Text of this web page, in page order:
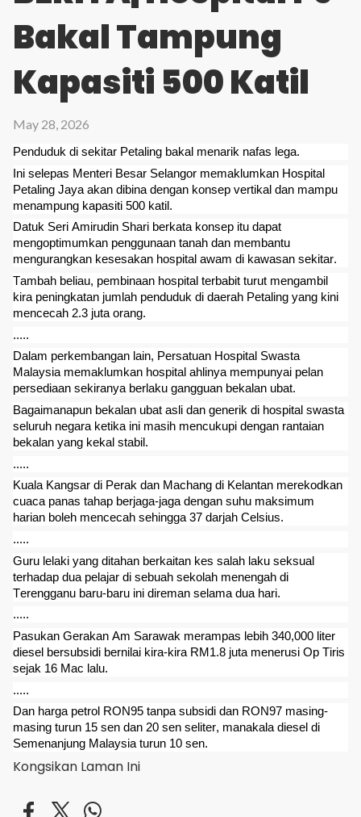
Bakal Tampung
Kapasiti 500 Katil
May 28, 2026
Penduduk di sekitar Petaling bakal menarik nafas lega.
Ini selepas Menteri Besar Selangor memaklumkan Hospital
Petaling Jaya akan dibina dengan konsep vertikal dan mampu
menampung kapasiti 500 katil.
Datuk Seri Amirudin Shari berkata konsep itu dapat
mengoptimumkan penggunaan tanah dan membantu
mengurangkan kesesakan hospital awam di kawasan sekitar.
Tambah beliau, pembinaan hospital terbabit turut mengambil
kira peningkatan jumlah penduduk di daerah Petaling yang kini
mencecah 2.3 juta orang.
.....
Dalam perkembangan lain, Persatuan Hospital Swasta
Malaysia memaklumkan hospital ahlinya mempunyai pelan
persediaan sekiranya berlaku gangguan bekalan ubat.
Bagaimanapun bekalan ubat asli dan generik di hospital swasta
seluruh negara ketika ini masih mencukupi dengan rantaian
bekalan yang kekal stabil.
.....
Kuala Kangsar di Perak dan Machang di Kelantan merekodkan
cuaca panas tahap berjaga-jaga dengan suhu maksimum
harian boleh mencecah sehingga 37 darjah Celsius.
.....
Guru lelaki yang ditahan berkaitan kes salah laku seksual
terhadap dua pelajar di sebuah sekolah menengah di
Terengganu baru-baru ini direman selama dua hari.
.....
Pasukan Gerakan Am Sarawak merampas lebih 340,000 liter
diesel bersubsidi bernilai kira-kira RM1.8 juta menerusi Op Tiris
sejak 16 Mac lalu.
.....
Dan harga petrol RON95 tanpa subsidi dan RON97 masing-
masing turun 15 sen dan 20 sen seliter, manakala diesel di
Semenanjung Malaysia turun 10 sen.
Kongsikan Laman Ini